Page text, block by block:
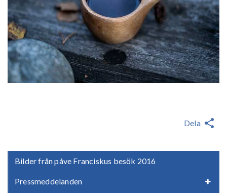
Bilder från påve Franciskus besök 2016
Pressmeddelanden
Dela